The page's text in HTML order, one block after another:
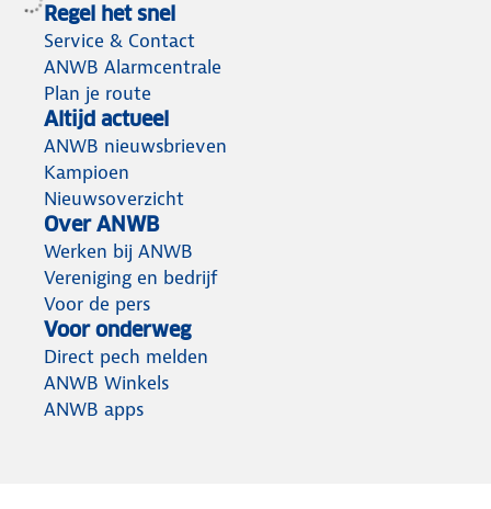
Regel het snel
Service & Contact
ANWB Alarmcentrale
Plan je route
Altijd actueel
ANWB nieuwsbrieven
Kampioen
Nieuwsoverzicht
Over ANWB
Werken bij ANWB
Vereniging en bedrijf
Voor de pers
Voor onderweg
Direct pech melden
ANWB Winkels
ANWB apps